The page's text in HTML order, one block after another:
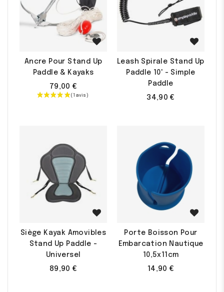
Ancre Pour Stand Up
Paddle & Kayaks
79,00 €
Leash Spirale Stand Up
Paddle 10' - Simple
Paddle
34,90 €
Siège Kayak Amovibles
Stand Up Paddle -
Universel
89,90 €
Porte Boisson Pour
Embarcation Nautique
10,5x11cm
14,90 €